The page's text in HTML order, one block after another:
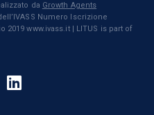
da Growth Agents
Numero Iscrizione
2019 www.ivass.it | LITUS is part of